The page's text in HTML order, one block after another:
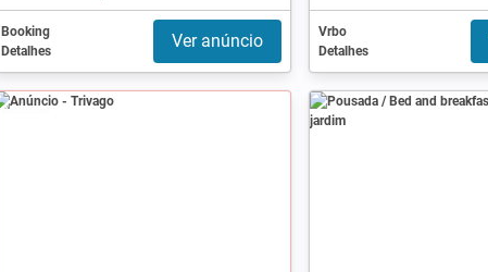
Booking
Detalhes
Ver anúncio
Vrbo
Detalhes
Anúncio